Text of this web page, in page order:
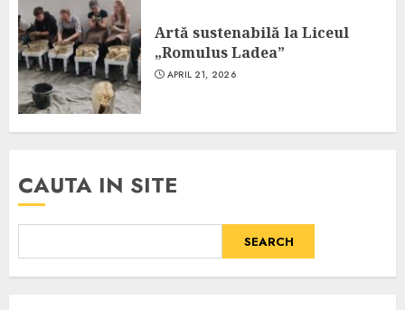
Artă sustenabilă la Liceul
„Romulus Ladea”
APRIL 21, 2026
CAUTA IN SITE
SEARCH